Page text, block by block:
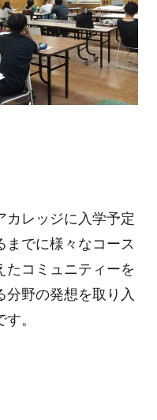
カレッジに入学予定
までに様々なコース
たコミュニティーを
分野の発想を取り入
。